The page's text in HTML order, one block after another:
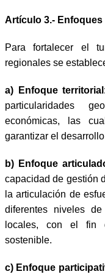
Artículo 3.-
Para fortalecer el
regionales se
a) Enfoque territorial
particularidades
económicas, las
garantizar el
b) Enfoque
capacidad de gestión
la articulación de
diferentes niveles
locales, con el fin
sostenible.
c) Enfoque